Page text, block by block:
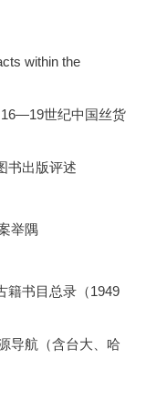
within the
世纪中国丝货
书出版评述
举隅
籍书目总录（1949
导航（含台大、哈